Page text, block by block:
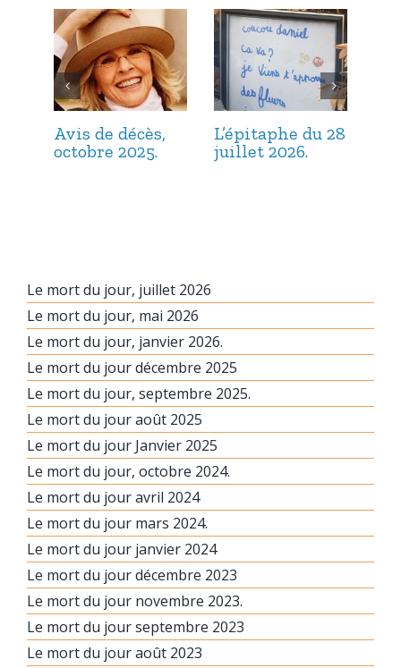
Avis de décès,
octobre 2025.
L’épitaphe du 28
juillet 2026.
Le mort du jour, juillet 2026
Le mort du jour, mai 2026
Le mort du jour, janvier 2026.
Le mort du jour décembre 2025
Le mort du jour, septembre 2025.
Le mort du jour août 2025
Le mort du jour Janvier 2025
Le mort du jour, octobre 2024.
Le mort du jour avril 2024
Le mort du jour mars 2024.
Le mort du jour janvier 2024
Le mort du jour décembre 2023
Le mort du jour novembre 2023.
Le mort du jour septembre 2023
Le mort du jour août 2023